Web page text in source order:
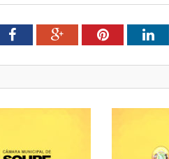
FacebookGoogle+Pinterest